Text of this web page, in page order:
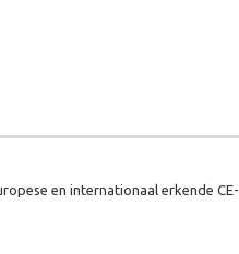
en internationaal erkende CE-